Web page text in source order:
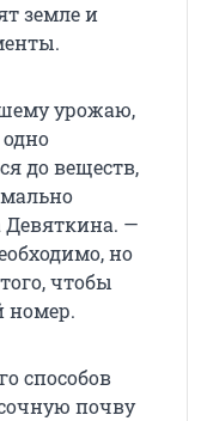
земле и
урожаю,
до веществ,
Девяткина. —
но
чтобы
номер.
способов
почву